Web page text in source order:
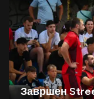
Завршен